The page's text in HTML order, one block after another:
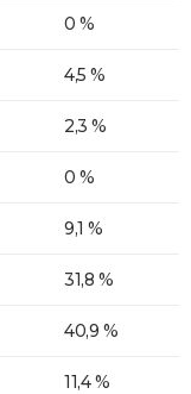
0 %
4,5 %
2,3 %
0 %
9,1 %
31,8 %
40,9 %
11,4 %